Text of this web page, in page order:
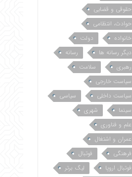
حقوقی و قضایی
حوادث، انتظامی
خانواده
دولت
دیگر رسانه ها
رسانه
رهبری
سلامت
سیاست خارجی
سیاست داخلی
سیاسی
سینما
شهری
علم و فناوری
عمران و اشتغال
فرهنگی
فوتبال
فوتبال اروپا
لیگ برتر